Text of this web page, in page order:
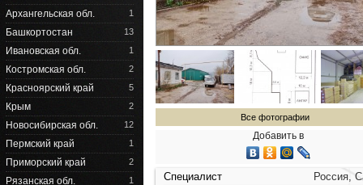
Архангельская обл. 1
Башкортостан 13
Ивановская обл. 1
Костромская обл. 2
Красноярский край 5
Крым 2
Новосибирская обл. 12
Пермский край 1
Приморский край 2
Рязанская обл. 1
Все фотографии
Добавить в
Специалист Россия,